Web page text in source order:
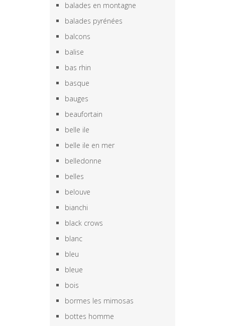
balades en montagne
balades pyrénées
balcons
balise
bas rhin
basque
bauges
beaufortain
belle ile
belle ile en mer
belledonne
belles
belouve
bianchi
black crows
blanc
bleu
bleue
bois
bormes les mimosas
bottes homme